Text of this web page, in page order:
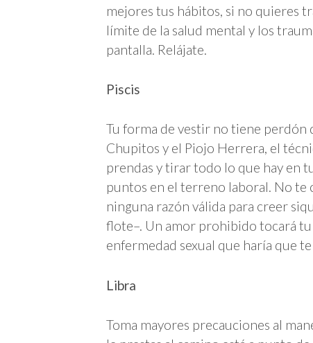
mejores tus hábitos, si no quieres
límite de la salud mental y los
pantalla. Relájate.
Piscis
Tu forma de vestir no tiene perdón
Chupitos y el Piojo Herrera, el
prendas y tirar todo lo que hay en
puntos en el terreno laboral. No te
ninguna razón válida para creer
flote–. Un amor prohibido tocará
enfermedad sexual que haría que
Libra
Toma mayores precauciones al